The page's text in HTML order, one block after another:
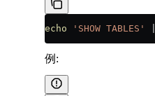
echo 'SHOW TABLES'
例: